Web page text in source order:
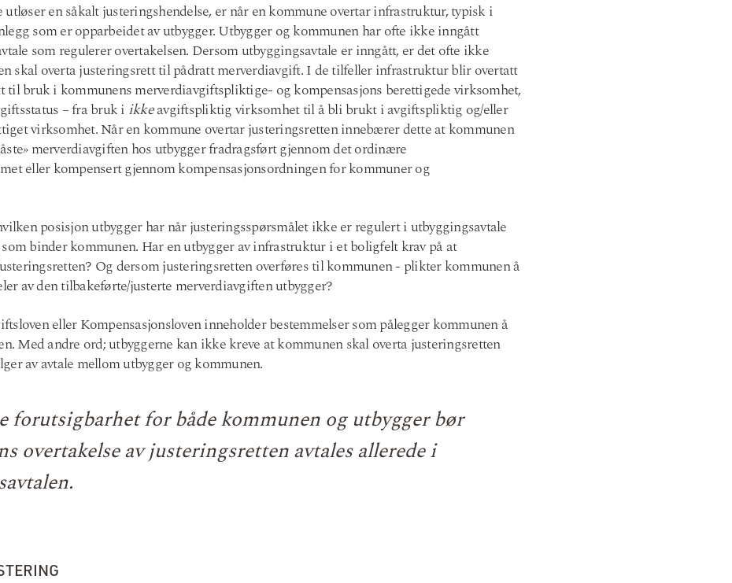
utløser en såkalt justeringshendelse, er når en kommune overtar infrastruktur, typisk i
som er opparbeidet av utbygger. Utbygger og kommunen har ofte ikke inngått
som regulerer overtakelsen. Dersom utbyggingsavtale er inngått, er det ofte ikke
skal overta justeringsrett til pådratt merverdiavgift. I de tilfeller infrastruktur blir overtatt
til bruk i kommunens merverdiavgiftspliktige- og kompensasjons berettigede virksomhet,
– fra bruk i ikkeavgiftspliktig virksomhet til å bli brukt i avgiftspliktig og/eller
virksomhet. Når en kommune overtar justeringsretten innebærer dette at kommunen
merverdiavgiften hos utbygger fradragsført gjennom det ordinære
eller kompensert gjennom kompensasjonsordningen for kommuner og
posisjon utbygger har når justeringsspørsmålet ikke er regulert i utbyggingsavtale
binder kommunen. Har en utbygger av infrastruktur i et boligfelt krav på at
Og dersom justeringsretten overføres til kommunen - plikter kommunen å
av den tilbakeførte/justerte merverdiavgiften utbygger?
eller Kompensasjonsloven inneholder bestemmelser som pålegger kommunen å
Med andre ord; utbyggerne kan ikke kreve at kommunen skal overta justeringsretten
av avtale mellom utbygger og kommunen.
forutsigbarhet for både kommunen og utbygger bør
overtakelse av justeringsretten avtales allerede i